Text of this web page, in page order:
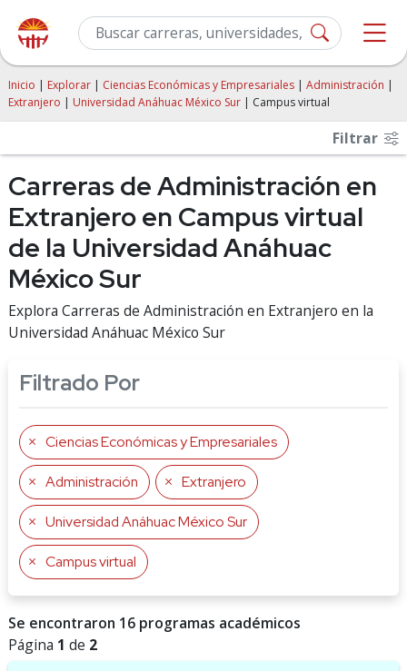
Inicio | Explorar | Ciencias Económicas y Empresariales | Administración |
Extranjero | Universidad Anáhuac México Sur | Campus virtual
Filtrar
Carreras de Administración en
Extranjero en Campus virtual
de la Universidad Anáhuac
México Sur
Explora Carreras de Administración en Extranjero en la
Universidad Anáhuac México Sur
Filtrado Por
Ciencias Económicas y Empresariales
Administración Extranjero
Universidad Anáhuac México Sur
Campus virtual
Se encontraron 16 programas académicos
Página 1 de 2